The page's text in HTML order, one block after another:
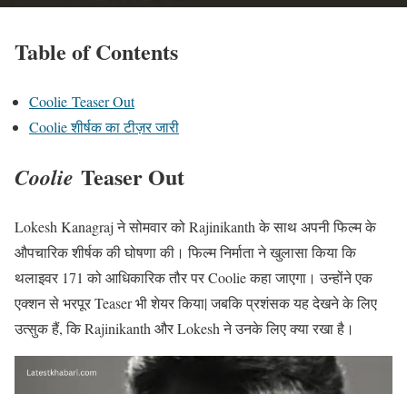
Table of Contents
Coolie Teaser Out
Coolie शीर्षक का टीज़र जारी
Coolie Teaser Out
Lokesh Kanagraj ने सोमवार को Rajinikanth के साथ अपनी फिल्म के
औपचारिक शीर्षक की घोषणा की। फिल्म निर्माता ने खुलासा किया कि
थलाइवर 171 को आधिकारिक तौर पर Coolie कहा जाएगा। उन्होंने एक
एक्शन से भरपूर Teaser भी शेयर किया| जबकि प्रशंसक यह देखने के लिए
उत्सुक हैं, कि Rajinikanth और Lokesh ने उनके लिए क्या रखा है।